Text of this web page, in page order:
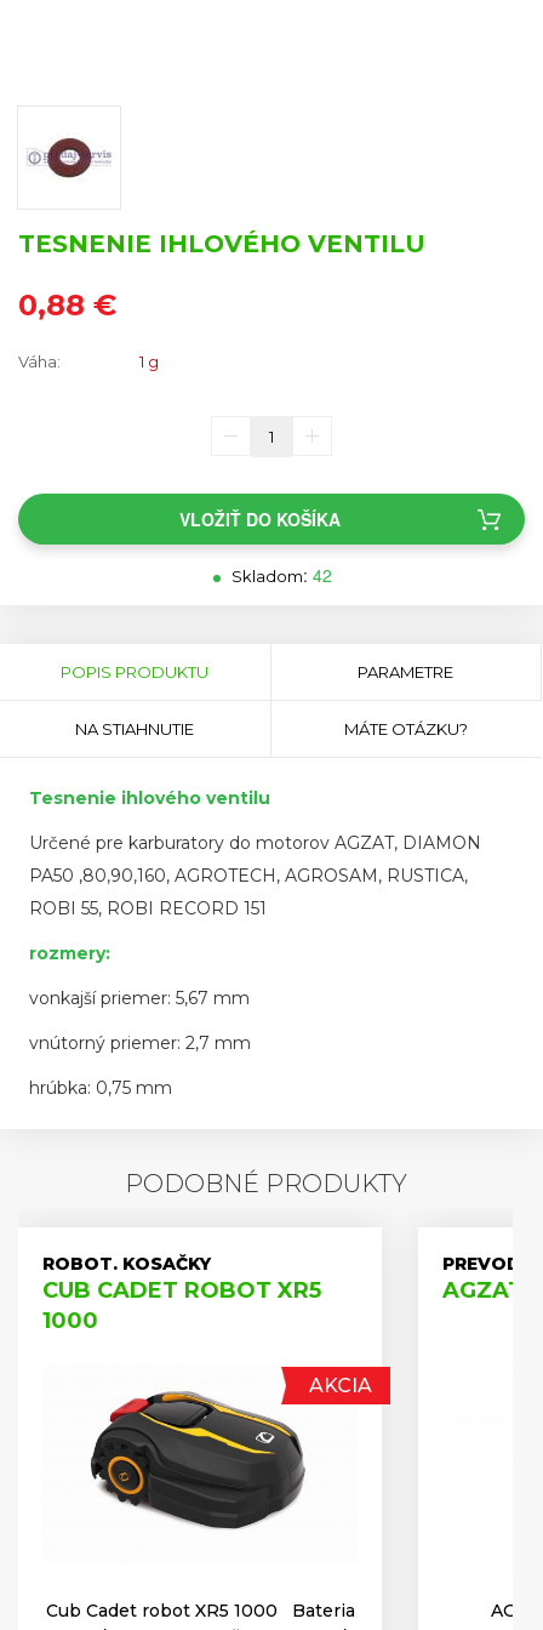
TESNENIE IHLOVÉHO VENTILU
0,88 €
Váha: 1 g
VLOŽIŤ DO KOŠÍKA
Skladom: 42
POPIS PRODUKTU
(AKTÍVNA
PARAMETRE
NA STIAHNUTIE MÁTE OTÁZKU?
Tesnenie ihlového ventilu
Určené pre karburatory do motorov AGZAT, DIAMON
PA50 ,80,90,160, AGROTECH, AGROSAM, RUSTICA,
ROBI 55, ROBI RECORD 151
rozmery:
vonkajší priemer: 5,67 mm
vnútorný priemer: 2,7 mm
hrúbka: 0,75 mm
PODOBNÉ PRODUKTY
ROBOT. KOSAČKY
CUB CADET ROBOT XR5
1000
AKCIA
Cub Cadet robot XR5 1000 Bateria
AGZAT